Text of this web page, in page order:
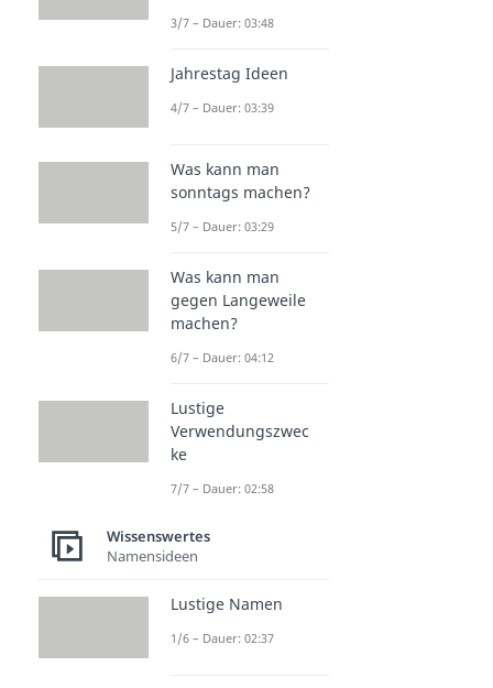
3/7 – Dauer: 03:48
Jahrestag Ideen
4/7 – Dauer: 03:39
Was kann man
sonntags machen?
5/7 – Dauer: 03:29
Was kann man
gegen Langeweile
machen?
6/7 – Dauer: 04:12
Lustige
Verwendungszwec
ke
7/7 – Dauer: 02:58
Wissenswertes
Namensideen
Lustige Namen
1/6 – Dauer: 02:37